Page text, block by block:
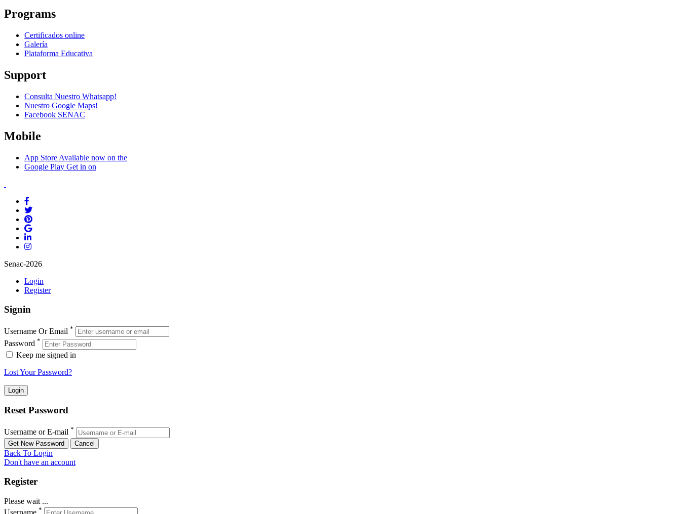
Programs
Certificados online
Galería
Plataforma Educativa
Support
Consulta Nuestro Whatsapp!
Nuestro Google Maps!
Facebook SENAC
Mobile
App Store Available now on the
Google Play Get in on
Senac-2026
Login
Register
Signin
Username Or Email *
Password *
Keep me signed in
Lost Your Password?
Reset Password
Username or E-mail *
Back To Login
Don't have an account
Register
Please wait ...
*